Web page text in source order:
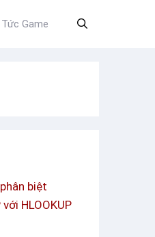
Game
biệt
HLOOKUP